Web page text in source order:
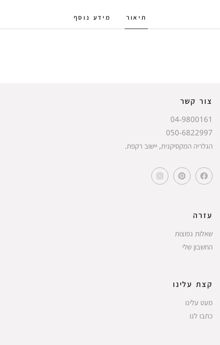
תיאור מידע נוסף
צור קשר
04-9800161
050-6822997
הגלריה המקסיקנית, יישוב רקפת.
עזרה
שאלות נפוצות
החשבון שלי
קצת עלינו
מעט עלינו
כתבו לנו